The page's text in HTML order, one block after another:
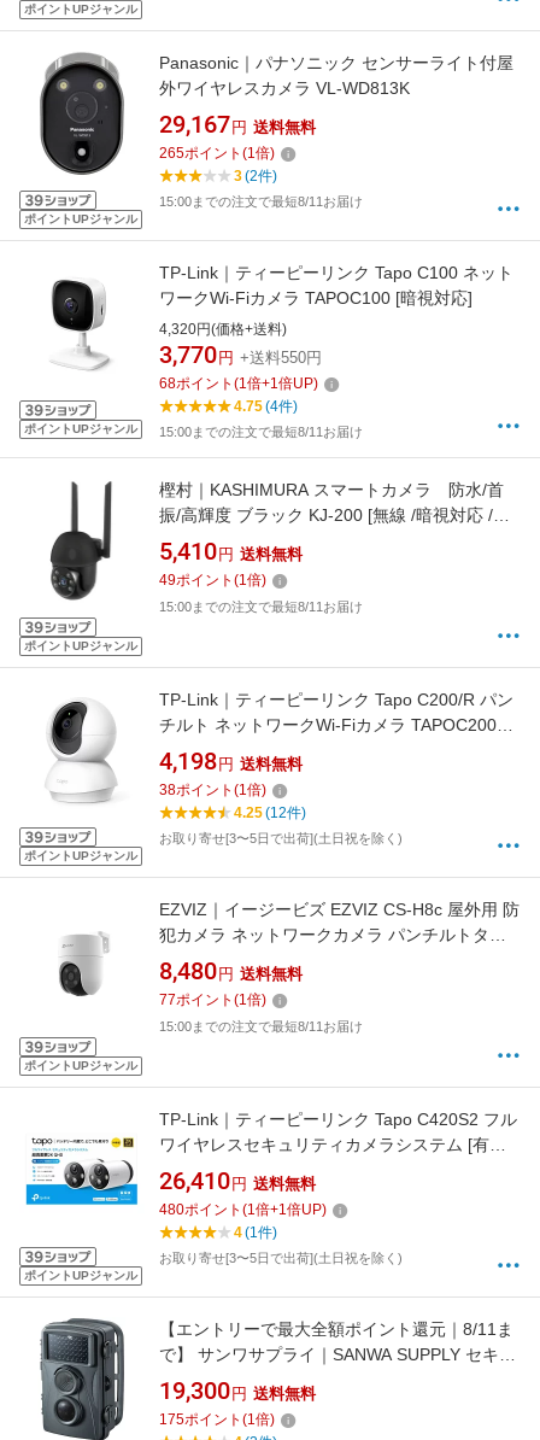
ポイントUPジャンル
ポイントUPジャンル
Panasonic｜パナソニック センサーライト付屋
外ワイヤレスカメラ VL-WD813K
29,167 円 送料無料
265ポイント (1倍)
3(2件)
15:00までの注文で最短8/11お届け
ポイントUPジャンル
TP-Link｜ティーピーリンク Tapo C100 ネット
ワークWi-Fiカメラ TAPOC100 [暗視対応]
4,320円(価格+送料)
3,770 円 +送料550円
68ポイント (1倍+1倍UP)
4.75(4件)
15:00までの注文で最短8/11お届け
ポイントUPジャンル
樫村｜KASHIMURA スマートカメラ 防水/首
振/高輝度 ブラック KJ-200 [無線 /暗視対応 /屋
外対応]
5,410 円 送料無料
49ポイント (1倍)
15:00までの注文で最短8/11お届け
ポイントUPジャンル
TP-Link｜ティーピーリンク Tapo C200/R パン
チルト ネットワークWi-Fiカメラ TAPOC200R
[暗視対応]
4,198 円 送料無料
38ポイント (1倍)
4.25(12件)
お取り寄せ[3〜5日で出荷](土日祝を除く)
ポイントUPジャンル
EZVIZ｜イージービズ EZVIZ CS-H8c 屋外用 防
犯カメラ ネットワークカメラ パンチルトタイ
プ 外壁取り付け簡単 WIFI対応 DC12v給電式
[暗視対応 /屋外対応]
8,480 円 送料無料
77ポイント (1倍)
15:00までの注文で最短8/11お届け
ポイントUPジャンル
TP-Link｜ティーピーリンク Tapo C420S2 フル
ワイヤレスセキュリティカメラシステム [有
線・無線 /暗視対応 /屋外対応]
26,410 円 送料無料
480ポイント (1倍+1倍UP)
4(1件)
お取り寄せ[3〜5日で出荷](土日祝を除く)
【エントリーで最大全額ポイント還元｜8/11ま
で】 サンワサプライ｜SANWA SUPPLY セキュ
リティカメラ グレー CMS-SC01GY
19,300 円 送料無料
175ポイント (1倍)